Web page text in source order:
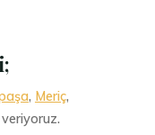
, Meriç,